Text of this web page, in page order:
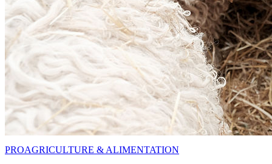
PROAGRICULTURE & ALIMENTATION